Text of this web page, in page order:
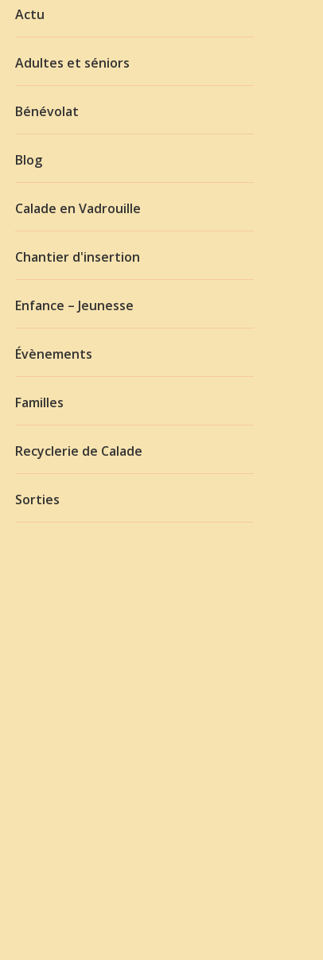
Actu
Adultes et séniors
Bénévolat
Blog
Calade en Vadrouille
Chantier d'insertion
Enfance – Jeunesse
Évènements
Familles
Recyclerie de Calade
Sorties